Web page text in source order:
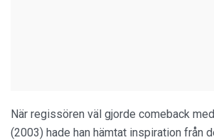
När regissören väl gjorde comeback
(2003) hade han hämtat inspiration från